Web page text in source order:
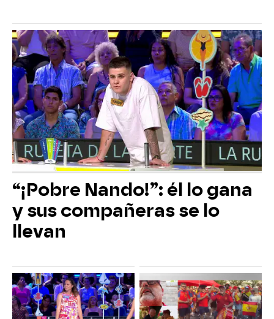
“¡Pobre Nando!”: él lo gana
y sus compañeras se lo
llevan